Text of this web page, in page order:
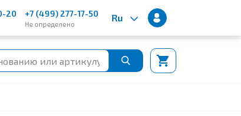
20 +7 (499) 277-17-50
Не определено
Ru